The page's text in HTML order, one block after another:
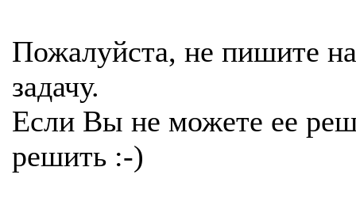
Пожалуйста, не пишите
задачу.
Если Вы не можете ее
решить :-)